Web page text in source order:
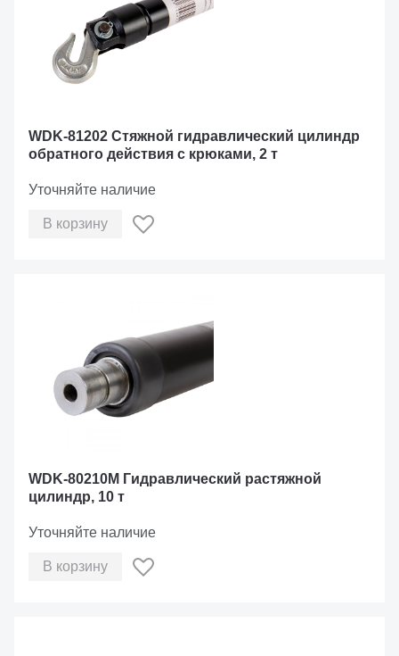
WDK-81202 Стяжной гидравлический цилиндр
обратного действия с крюками, 2 т
Уточняйте наличие
В корзину
WDK-80210M Гидравлический растяжной
цилиндр, 10 т
Уточняйте наличие
В корзину